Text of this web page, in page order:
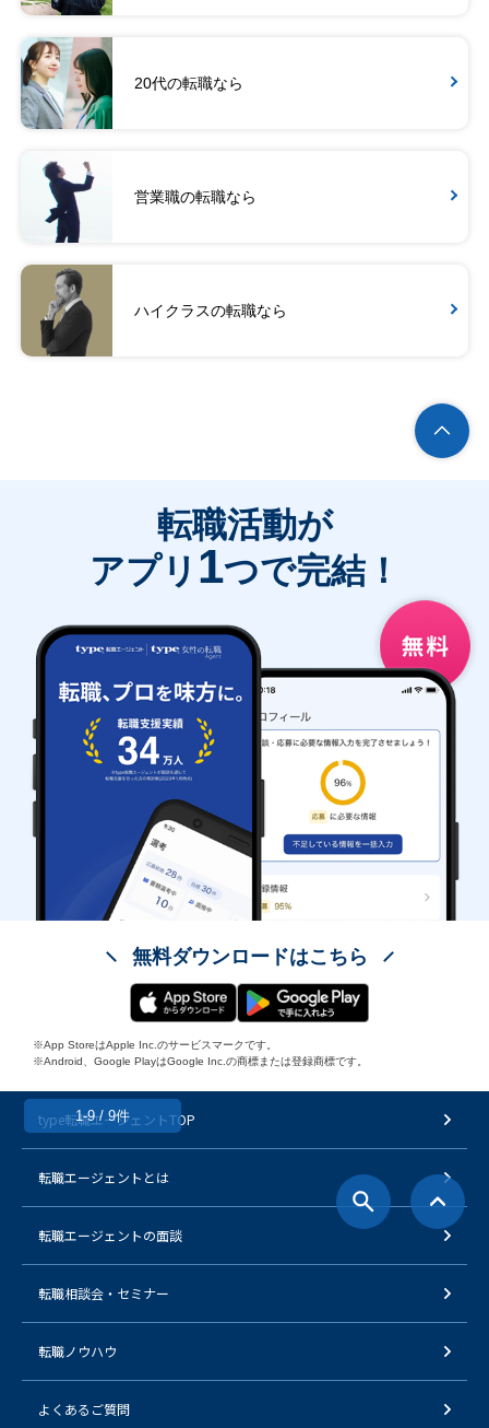
20代の転職なら
営業職の転職なら
ハイクラスの転職なら
1-9 / 9件
転職活動が
アプリ 1つで完結！
無料ダウンロードはこちら
※App StoreはApple Inc.のサービスマークです。
※Android、Google PlayはGoogle Inc.の商標または登録商標です。
type転職エージェントTOP
転職エージェントとは
転職エージェントの面談
転職相談会・セミナー
転職ノウハウ
よくあるご質問